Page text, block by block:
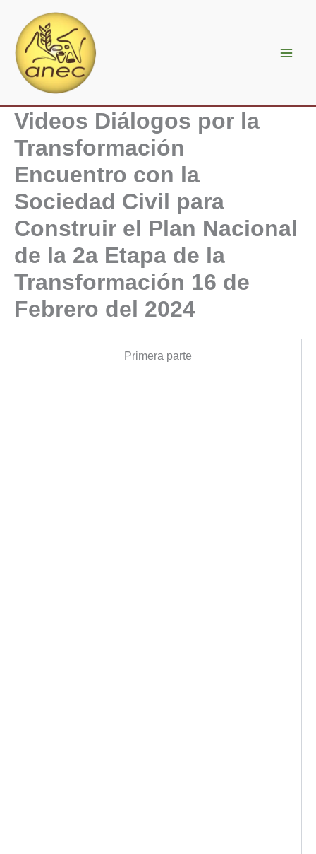
contenido
Videos Diálogos por la
Transformación
Encuentro con la
Sociedad Civil para
Construir el Plan Nacional
de la 2a Etapa de la
Transformación 16 de
Febrero del 2024
Primera parte